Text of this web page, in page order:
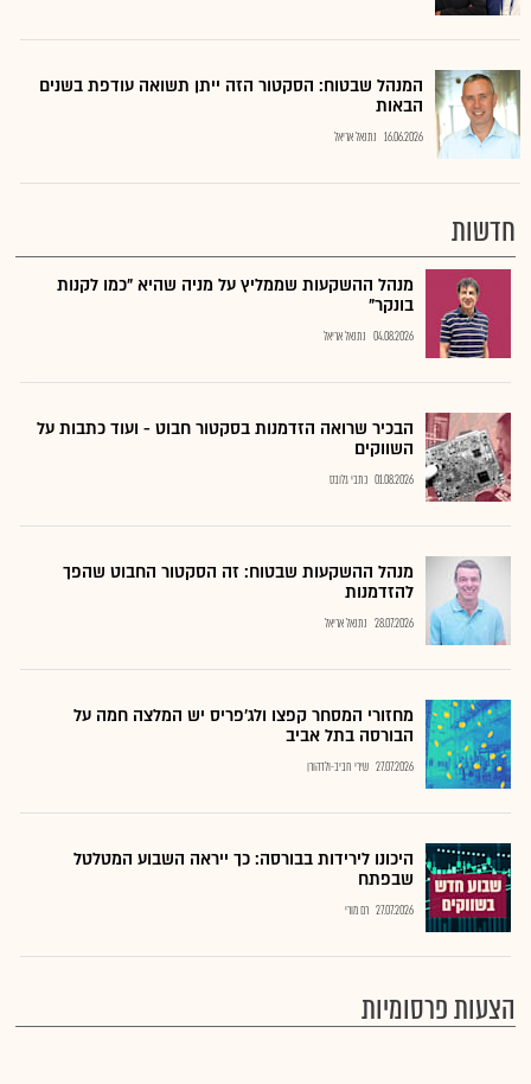
המנהל שבטוח: הסקטור הזה ייתן תשואה עודפת בשנים
הבאות
16.06.2026 נתנאל אריאל
חדשות
מנהל ההשקעות שממליץ על מניה שהיא "כמו לקנות
בונקר"
04.08.2026 נתנאל אריאל
הבכיר שרואה הזדמנות בסקטור חבוט - ועוד כתבות על
השווקים
01.08.2026 כתבי גלובס
מנהל ההשקעות שבטוח: זה הסקטור החבוט שהפך
להזדמנות
28.07.2026 נתנאל אריאל
מחזורי המסחר קפצו ולג'פריס יש המלצה חמה על
הבורסה בתל אביב
27.07.2026 שירי חביב-ולדהורן
היכונו לירידות בבורסה: כך ייראה השבוע המטלטל
שבפתח
27.07.2026 רם מורי
הצעות פרסומיות